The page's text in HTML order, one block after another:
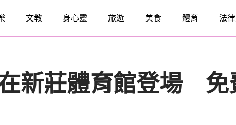
文教 身心靈 旅遊 美食 體育 法
新莊體育館登場 免